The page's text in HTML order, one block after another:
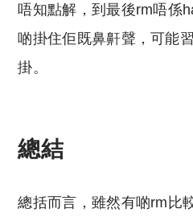
唔知點解，到最後rm唔係
啲掛住佢既鼻鼾聲，可能
掛。
總結
總括而言，雖然有啲rm比